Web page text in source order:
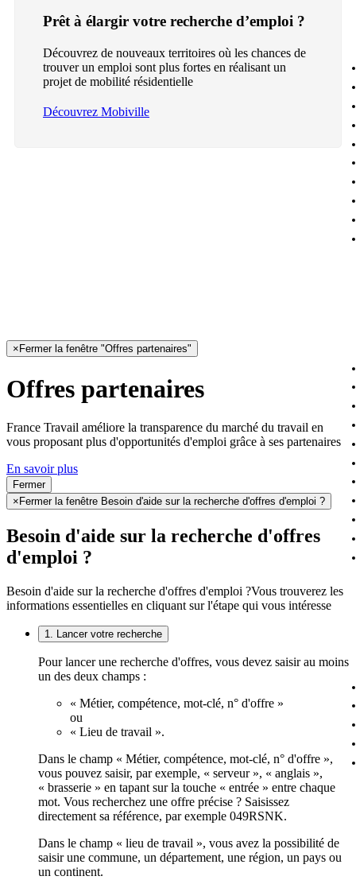
Prêt à élargir votre recherche d’emploi ?
Découvrez de nouveaux territoires où les chances de
trouver un emploi sont plus fortes en réalisant un
projet de mobilité résidentielle
Découvrez Mobiville
× Fermer la fenêtre "Offres partenaires"
Offres partenaires
France Travail améliore la transparence du marché du travail en
vous proposant plus d'opportunités d'emploi grâce à ses partenaires
En savoir plus
Fermer
× Fermer la fenêtre Besoin d'aide sur la recherche d'offres d'emploi ?
Besoin d'aide sur la recherche d'offres
d'emploi ?
Besoin d'aide sur la recherche d'offres d'emploi ?Vous trouverez les
informations essentielles en cliquant sur l'étape qui vous intéresse
1. Lancer votre recherche
Pour lancer une recherche d'offres, vous devez saisir au moins
un des deux champs :
« Métier, compétence, mot-clé, n° d'offre »
ou
« Lieu de travail ».
Dans le champ « Métier, compétence, mot-clé, n° d'offre »,
vous pouvez saisir, par exemple, « serveur », « anglais »,
« brasserie » en tapant sur la touche « entrée » entre chaque
mot. Vous recherchez une offre précise ? Saisissez
directement sa référence, par exemple 049RSNK.
Dans le champ « lieu de travail », vous avez la possibilité de
saisir une commune, un département, une région, un pays ou
un continent.